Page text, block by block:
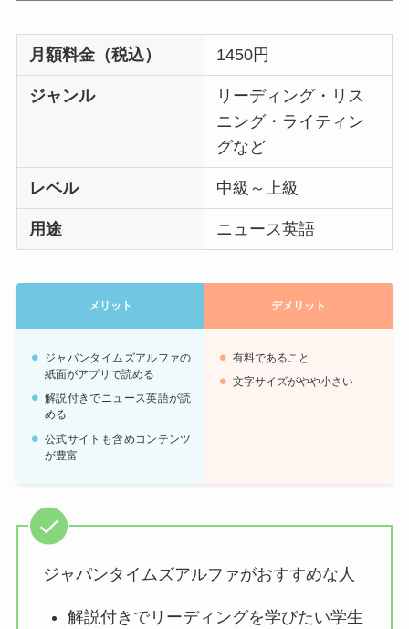
月額料金（税込） 1450円
ジャンル
リーディング・リス
ニング・ライティン
グなど
レベル 中級～上級
用途 ニュース英語
メリット デメリット
ジャパンタイムズアルファの
紙面がアプリで読める
解説付きでニュース英語が読
める
公式サイトも含めコンテンツ
が豊富
有料であること
文字サイズがやや小さい
ジャパンタイムズアルファがおすすめな人
解説付きでリーディングを学びたい学生